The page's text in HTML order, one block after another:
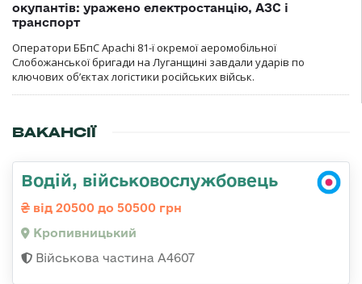
окупантів: уражено електростанцію, АЗС і
транспорт
Оператори ББпС Apachi 81-ї окремої аеромобільної
Слобожанської бригади на Луганщині завдали ударів по
ключових об’єктах логістики російських військ.
ВАКАНСІЇ
Водій, військовослужбовець
від 20500 до 50500 грн
Кропивницький
Військова частина А4607